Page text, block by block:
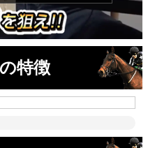
特徴